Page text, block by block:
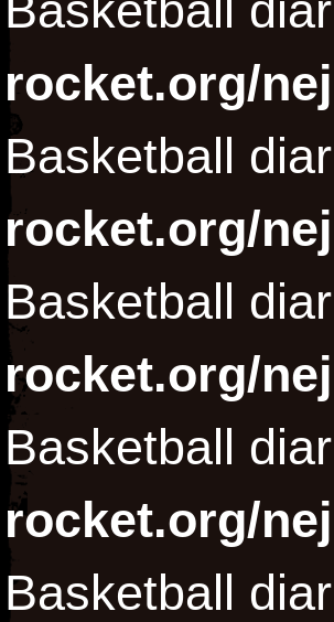
Basketball
rocket.org/
Basketball
rocket.org/
Basketball
rocket.org/
Basketball
rocket.org/
Basketball